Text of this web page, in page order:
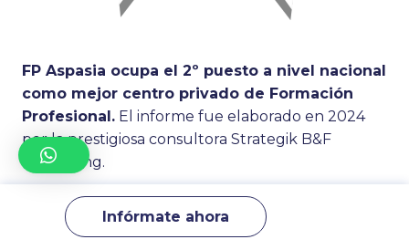
Infórmate ahora
FP Aspasia ocupa el 2º puesto a nivel nacional
como mejor centro privado de Formación
Profesional. El informe fue elaborado en 2024
por la prestigiosa consultora Strategik B&F
Consulting.
Para elaborar este ranking se estudiaron 24
indicadores clave como laempleabilidad, y